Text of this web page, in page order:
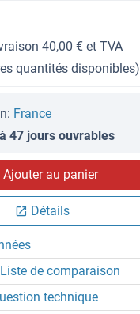
40,00 € et TVA
quantités disponibles)
France
47 jours ouvrables
Ajouter au panier
Détails
de comparaison
technique